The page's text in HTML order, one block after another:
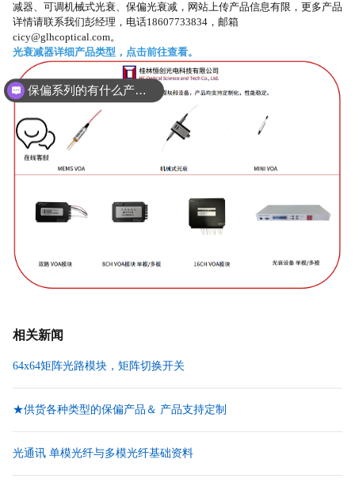
减器、可调机械式光衰、保偏光衰减，网站上传产品信息有限，更多产品
详情请联系我们彭经理，电话18607733834，邮箱
cicy@glhcoptical.com。
光衰减器详细产品类型，点击前往查看。
相关新闻
64x64矩阵光路模块，矩阵切换开关
★供货各种类型的保偏产品＆ 产品支持定制
光通讯 单模光纤与多模光纤基础资料
保偏系列的有什么产品？